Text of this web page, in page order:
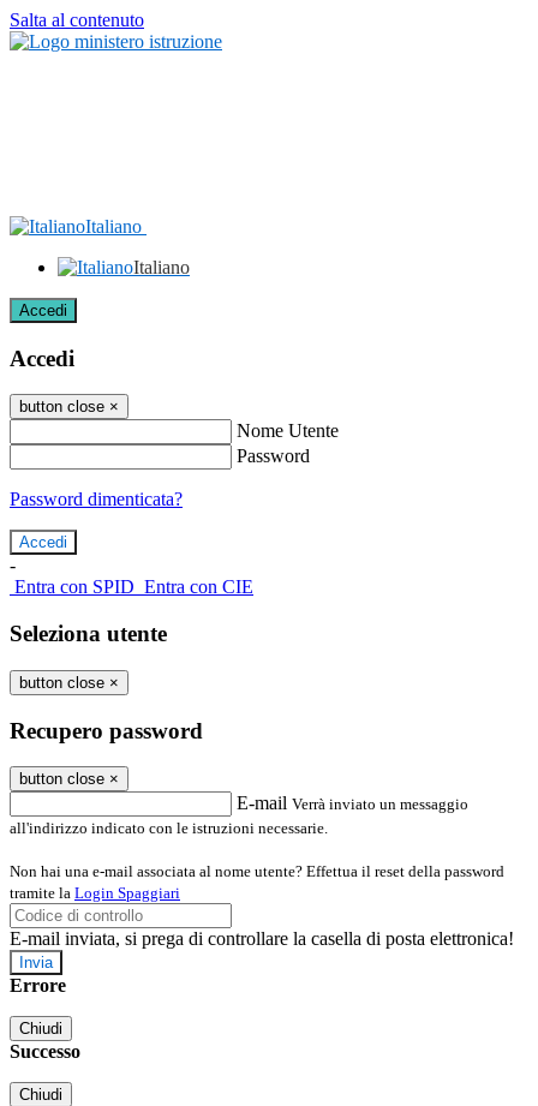
Salta al contenuto
Italiano
Italiano
Accedi
Accedi
button close ×
Nome Utente
Password
Password dimenticata?
-
Entra con SPID Entra con CIE
Seleziona utente
button close ×
Recupero password
button close ×
E-mail Verrà inviato un messaggio
all'indirizzo indicato con le istruzioni necessarie.
Non hai una e-mail associata al nome utente? Effettua il reset della password
tramite la Login Spaggiari
E-mail inviata, si prega di controllare la casella di posta elettronica!
Errore
Chiudi
Successo
Chiudi